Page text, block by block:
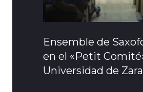
Ensemble de
en el «Petit
Universidad de